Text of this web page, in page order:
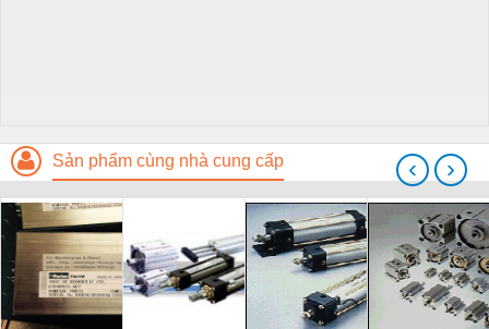
Sản phẩm cùng nhà cung cấp ‹ ›